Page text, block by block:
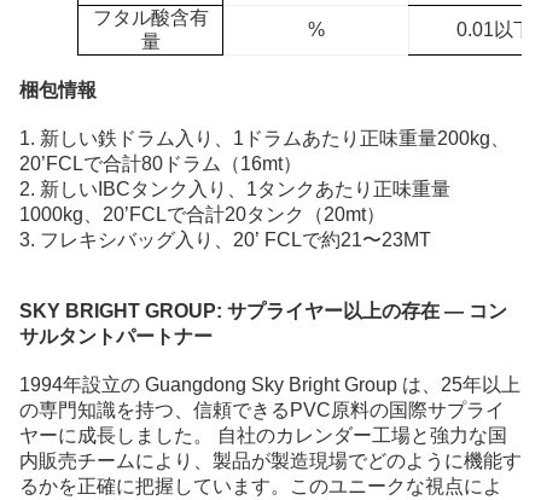
フタル酸含有
量
% 0.01以下
梱包情報
1. 新しい鉄ドラム入り、1ドラムあたり正味重量200kg、
20’FCLで合計80ドラム（16mt）
2. 新しいIBCタンク入り、1タンクあたり正味重量
1000kg、20’FCLで合計20タンク（20mt）
3. フレキシバッグ入り、20’ FCLで約21〜23MT
SKY BRIGHT GROUP: サプライヤー以上の存在 — コン
サルタントパートナー
1994年設立の Guangdong Sky Bright Group は、25年以上
の専門知識を持つ、信頼できるPVC原料の国際サプライ
ヤーに成長しました。
自社のカレンダー工場と強力な国
内販売チームにより、製品が製造現場でどのように機能す
るかを正確に把握しています。このユニークな視点によ